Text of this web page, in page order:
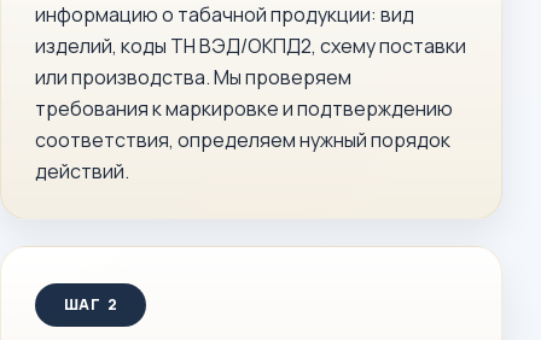
информацию о табачной продукции: вид
изделий, коды ТН ВЭД/ОКПД2, схему поставки
или производства. Мы проверяем
требования к маркировке и подтверждению
соответствия, определяем нужный порядок
действий.